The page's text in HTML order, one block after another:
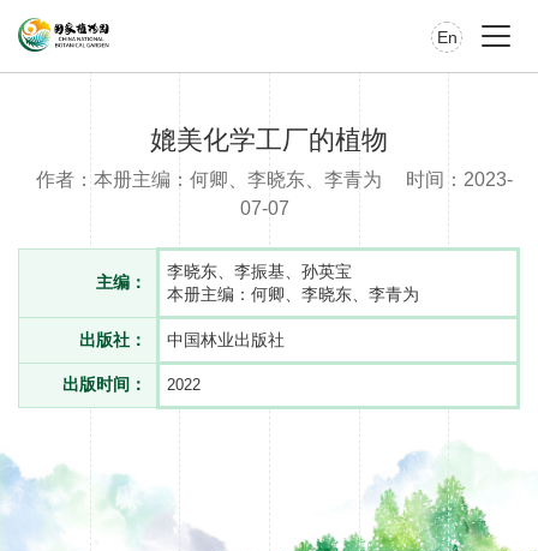
En
媲美化学工厂的植物
作者：本册主编：何卿、李晓东、李青为
时间：2023-
07-07
主编：
李晓东、李振基、孙英宝
本册主编：何卿、李晓东、李青为
出版社： 中国林业出版社
出版时间： 2022